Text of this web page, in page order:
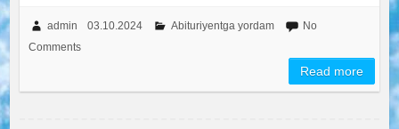
admin 03.10.2024 Abituriyentga yordam
No
Comments
Read more